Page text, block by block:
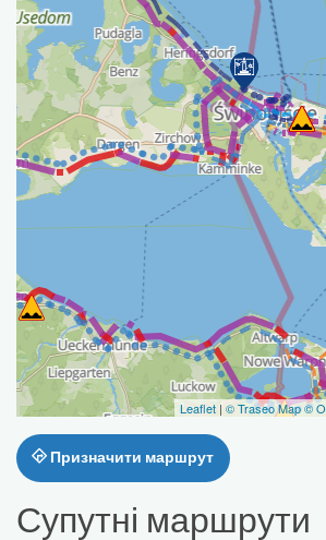
Leaflet | © Traseo Map©
Призначити маршрут
Супутні маршрути